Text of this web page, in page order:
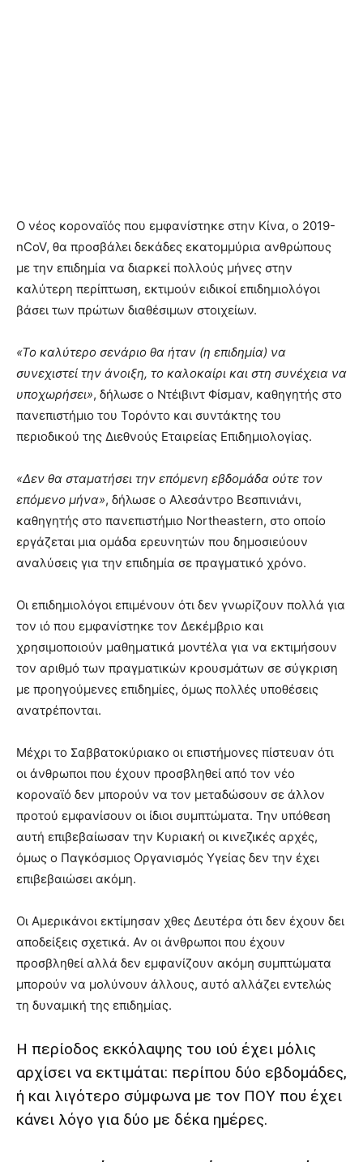
Ο νέος κοροναϊός που εμφανίστηκε στην Κίνα, ο 2019-
nCoV, θα προσβάλει δεκάδες εκατομμύρια ανθρώπους
με την επιδημία να διαρκεί πολλούς μήνες στην
καλύτερη περίπτωση, εκτιμούν ειδικοί επιδημιολόγοι
βάσει των πρώτων διαθέσιμων στοιχείων.
«Το καλύτερο σενάριο θα ήταν (η επιδημία) να
συνεχιστεί την άνοιξη, το καλοκαίρι και στη συνέχεια να
υποχωρήσει», δήλωσε ο Ντέιβιντ Φίσμαν, καθηγητής στο
πανεπιστήμιο του Τορόντο και συντάκτης του
περιοδικού της Διεθνούς Εταιρείας Επιδημιολογίας.
«Δεν θα σταματήσει την επόμενη εβδομάδα ούτε τον
επόμενο μήνα», δήλωσε ο Αλεσάντρο Βεσπινιάνι,
καθηγητής στο πανεπιστήμιο Northeastern, στο οποίο
εργάζεται μια ομάδα ερευνητών που δημοσιεύουν
αναλύσεις για την επιδημία σε πραγματικό χρόνο.
Οι επιδημιολόγοι επιμένουν ότι δεν γνωρίζουν πολλά για
τον ιό που εμφανίστηκε τον Δεκέμβριο και
χρησιμοποιούν μαθηματικά μοντέλα για να εκτιμήσουν
τον αριθμό των πραγματικών κρουσμάτων σε σύγκριση
με προηγούμενες επιδημίες, όμως πολλές υποθέσεις
ανατρέπονται.
Μέχρι το Σαββατοκύριακο οι επιστήμονες πίστευαν ότι
οι άνθρωποι που έχουν προσβληθεί από τον νέο
κοροναϊό δεν μπορούν να τον μεταδώσουν σε άλλον
προτού εμφανίσουν οι ίδιοι συμπτώματα. Την υπόθεση
αυτή επιβεβαίωσαν την Κυριακή οι κινεζικές αρχές,
όμως ο Παγκόσμιος Οργανισμός Υγείας δεν την έχει
επιβεβαιώσει ακόμη.
Οι Αμερικάνοι εκτίμησαν χθες Δευτέρα ότι δεν έχουν δει
αποδείξεις σχετικά. Αν οι άνθρωποι που έχουν
προσβληθεί αλλά δεν εμφανίζουν ακόμη συμπτώματα
μπορούν να μολύνουν άλλους, αυτό αλλάζει εντελώς
τη δυναμική της επιδημίας.
Η περίοδος εκκόλαψης του ιού έχει μόλις
αρχίσει να εκτιμάται: περίπου δύο εβδομάδες,
ή και λιγότερο σύμφωνα με τον ΠΟΥ που έχει
κάνει λόγο για δύο με δέκα ημέρες.